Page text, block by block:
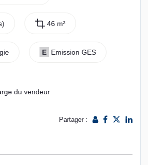
46 m²
E Emission GES
du vendeur
Partager :